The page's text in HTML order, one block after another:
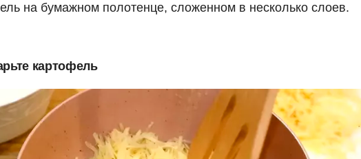
на бумажном полотенце, сложенном в несколько слоев.
картофель